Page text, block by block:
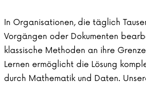
In Organisationen, die täglich
Vorgängen oder Dokumenten
klassische Methoden an ihre
Lernen ermöglicht die Lösung
durch Mathematik und Daten.